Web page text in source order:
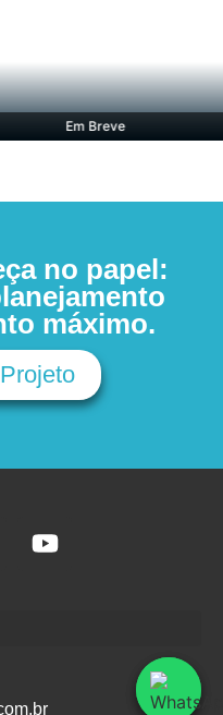
Em Breve
no papel:
máximo.